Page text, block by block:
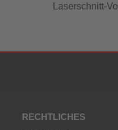
Laserschnitt-
RECHTLICHES